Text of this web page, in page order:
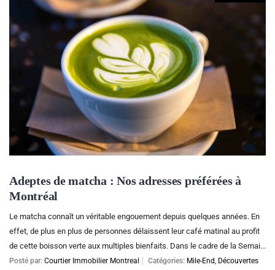
Adeptes de matcha : Nos adresses préférées à
Montréal
Le matcha connaît un véritable engouement depuis quelques années. En
effet, de plus en plus de personnes délaissent leur café matinal au profit
de cette boisson verte aux multiples bienfaits. Dans le cadre de la Semai...
Posté par: Courtier Immobilier Montreal Catégories: Mile-End Découvertes